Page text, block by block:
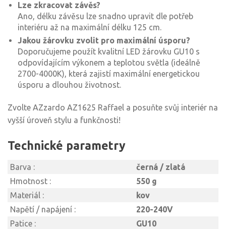
Lze zkracovat závěs?
Ano, délku závěsu lze snadno upravit dle potřeb
interiéru až na maximální délku 125 cm.
Jakou žárovku zvolit pro maximální úsporu?
Doporučujeme použít kvalitní LED žárovku GU10 s
odpovídajícím výkonem a teplotou světla (ideálně
2700-4000K), která zajistí maximální energetickou
úsporu a dlouhou životnost.
Zvolte AZzardo AZ1625 Raffael a posuňte svůj interiér na
vyšší úroveň stylu a funkčnosti!
Technické parametry
Barva :
černá / zlatá
Hmotnost :
550 g
Materiál :
kov
Napětí / napájení :
220-240V
Patice :
GU10